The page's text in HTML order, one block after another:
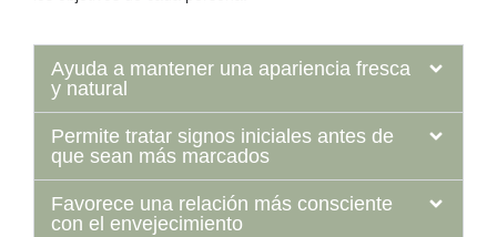
Ayuda a mantener una apariencia fresca
y natural
Permite tratar signos iniciales antes de
que sean más marcados
Favorece una relación más consciente
con el envejecimiento